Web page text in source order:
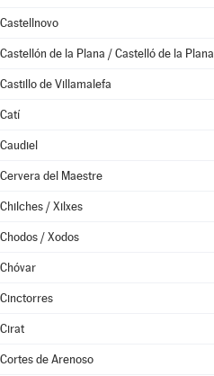
Castellnovo
Castellón de la Plana / Castelló de la Plana
Castillo de Villamalefa
Catí
Caudiel
Cervera del Maestre
Chilches / Xilxes
Chodos / Xodos
Chóvar
Cinctorres
Cirat
Cortes de Arenoso